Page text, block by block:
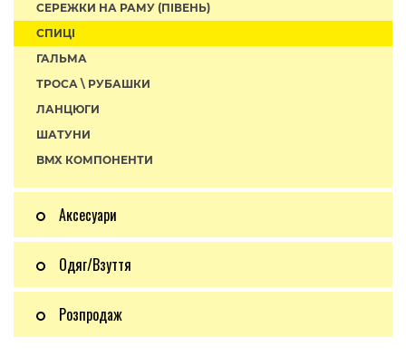
СЕРЕЖКИ НА РАМУ (ПІВЕНЬ)
СПИЦІ
ГАЛЬМА
ТРОСА \ РУБАШКИ
ЛАНЦЮГИ
ШАТУНИ
BMX КОМПОНЕНТИ
Аксесуари
Одяг/Взуття
Розпродаж